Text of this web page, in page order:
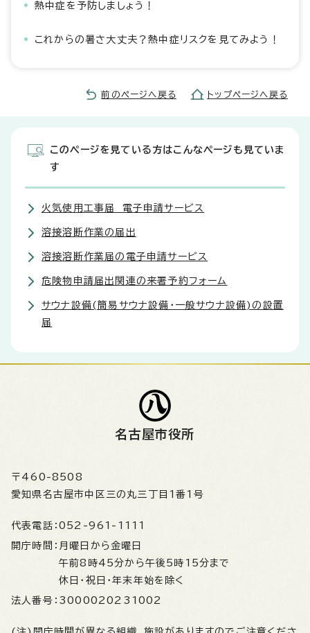
熱中症を予防しましょう！
これからの暑さ大丈夫？熱中症リスクを見てみよう！
前のページへ戻る トップページへ戻る
このページを見ている方はこんなページも見ていま
す
火気使用工事届 電子申請サービス
溶接溶断作業の届出
溶接溶断作業届の電子申請サービス
危険物申請届出関連の来署予約フォーム
サウナ設備(簡易サウナ設備・一般サウナ設備)の設置
届
名古屋市役所
〒460-8508
愛知県名古屋市中区三の丸三丁目1番1号
代表電話： 052-961-1111
開庁時間： 月曜日から金曜日
午前8時45分から午後5時15分まで
休日・祝日・年末年始を除く
法人番号： 3000020231002